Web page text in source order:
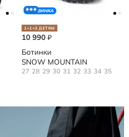
НОВИНКА
1+1=3 ДЕТЯМ
10 990 ₽
Ботинки
SNOW MOUNTAIN
27 28 29 30 31 32 33 34 35